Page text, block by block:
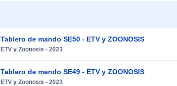
Tablero de mando SE50 - ETV y ZOONOSIS
ETV y Zoonosis - 2023
Tablero de mando SE49 - ETV y ZOONOSIS
ETV y Zoonosis - 2023